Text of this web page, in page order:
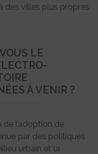
des villes plus propres
LE
À VENIR ?
l’adoption de
par des politiques
urbain et la